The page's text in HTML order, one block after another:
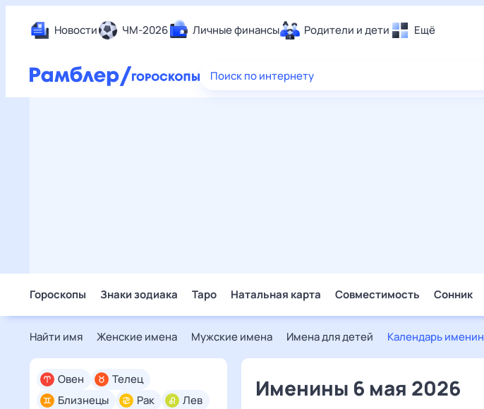
Новости ЧМ-2026 Личные финансы Родители и дети Ещё
Еда
Поиск по интернету
Гороскопы Знаки зодиака Таро Натальная карта Совместимость Сонник
Найти имя Женские имена Мужские имена Имена для детей Календарь именин
Овен
Телец
Близнецы
Рак
Лев
Именины 6 мая 2026